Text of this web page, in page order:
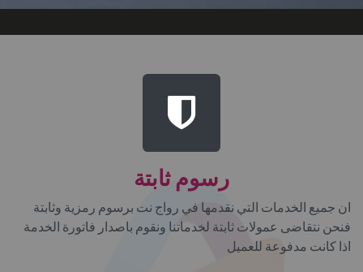
رسوم ثابتة
ان جميع الخدمات التي نقدمها في رواج نت برسوم رمزية وثابتة
فنحن نتقاضى عمولات ثابتة لخدماتنا ونقوم باصدار فاتورة الخدمة
اذا كانت مدفوعة للعميل